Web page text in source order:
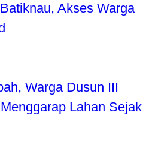
Akses Warga
Warga Dusun III
Lahan Sejak